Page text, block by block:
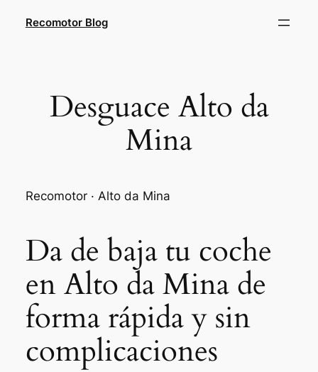
Recomotor Blog
Desguace Alto da
Mina
Recomotor · Alto da Mina
Da de baja tu coche
en Alto da Mina de
forma rápida y sin
complicaciones